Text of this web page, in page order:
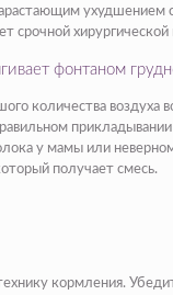
ухудшением
срочной
фонтаном
количества воздуха
у мамы или
получает смесь.
кормления.